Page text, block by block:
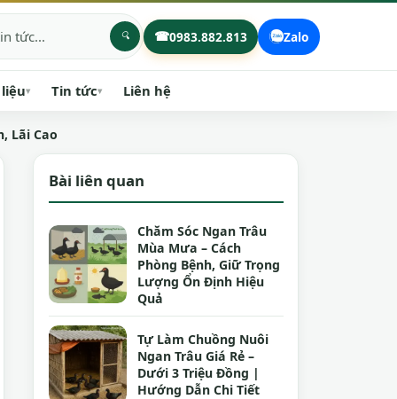
☎0983.882.813 Zalo
▾ Tin tức▾ Liên hệ
Lãi Cao
Bài liên quan
Chăm Sóc Ngan Trâu
Mùa Mưa – Cách
Phòng Bệnh, Giữ Trọng
Lượng Ổn Định Hiệu
Quả
Tự Làm Chuồng Nuôi
Ngan Trâu Giá Rẻ –
Dưới 3 Triệu Đồng |
Hướng Dẫn Chi Tiết